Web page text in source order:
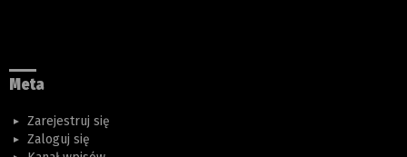
Meta
Zarejestruj się
Zaloguj się